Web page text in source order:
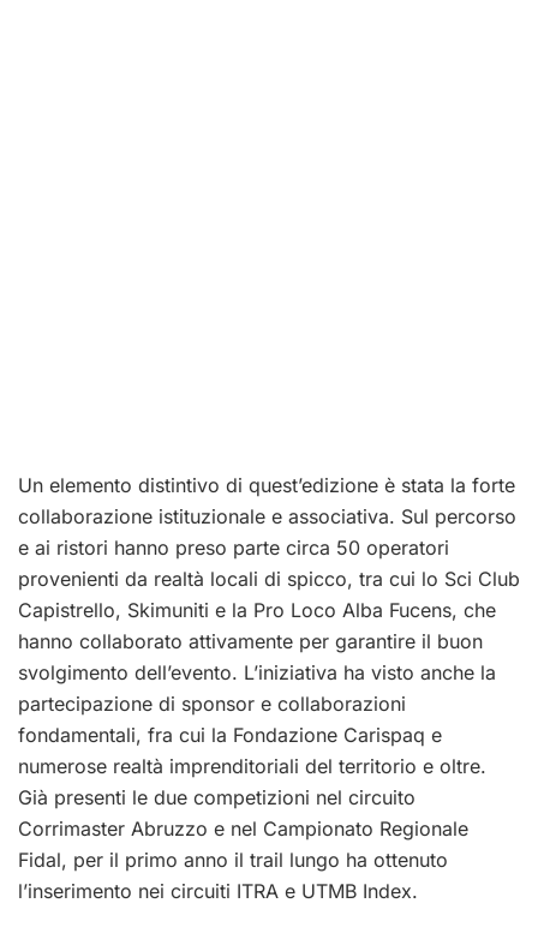
Un elemento distintivo di quest’edizione è stata la forte
collaborazione istituzionale e associativa. Sul percorso
e ai ristori hanno preso parte circa 50 operatori
provenienti da realtà locali di spicco, tra cui lo Sci Club
Capistrello, Skimuniti e la Pro Loco Alba Fucens, che
hanno collaborato attivamente per garantire il buon
svolgimento dell’evento. L’iniziativa ha visto anche la
partecipazione di sponsor e collaborazioni
fondamentali, fra cui la Fondazione Carispaq e
numerose realtà imprenditoriali del territorio e oltre.
Già presenti le due competizioni nel circuito
Corrimaster Abruzzo e nel Campionato Regionale
Fidal, per il primo anno il trail lungo ha ottenuto
l’inserimento nei circuiti ITRA e UTMB Index.